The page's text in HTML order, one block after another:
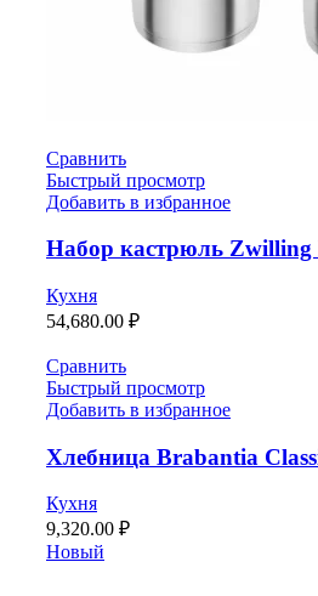
Сравнить
Быстрый просмотр
Добавить в избранное
Набор кастрюль Zwilling
Кухня
54,680.00 ₽
Сравнить
Быстрый просмотр
Добавить в избранное
Хлебница Brabantia
Кухня
9,320.00 ₽
Новый